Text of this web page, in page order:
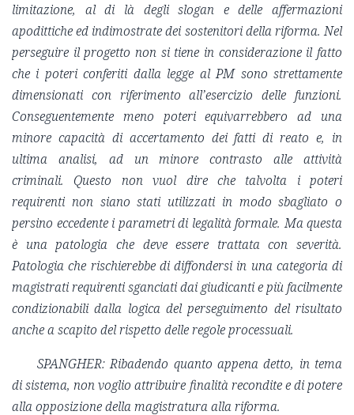
limitazione, al di là degli slogan e delle affermazioni
apodittiche ed indimostrate dei sostenitori della riforma. Nel
perseguire il progetto non si tiene in considerazione il fatto
che i poteri conferiti dalla legge al PM sono strettamente
dimensionati con riferimento all’esercizio delle funzioni.
Conseguentemente meno poteri equivarrebbero ad una
minore capacità di accertamento dei fatti di reato e, in
ultima analisi, ad un minore contrasto alle attività
criminali. Questo non vuol dire che talvolta i poteri
requirenti non siano stati utilizzati in modo sbagliato o
persino eccedente i parametri di legalità formale. Ma questa
è una patologia che deve essere trattata con severità.
Patologia che rischierebbe di diffondersi in una categoria di
magistrati requirenti sganciati dai giudicanti e più facilmente
condizionabili dalla logica del perseguimento del risultato
anche a scapito del rispetto delle regole processuali.
SPANGHER: Ribadendo quanto appena detto, in tema
di sistema, non voglio attribuire finalità recondite e di potere
alla opposizione della magistratura alla riforma.